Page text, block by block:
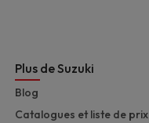
Plus de Suzuki
Blog
Catalogues et liste de prix